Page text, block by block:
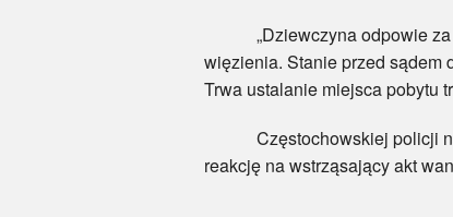
„Dziewczyna odpowie za
więzienia. Stanie przed sądem
Trwa ustalanie miejsca pobytu
Częstochowskiej policji
reakcję na wstrząsający akt